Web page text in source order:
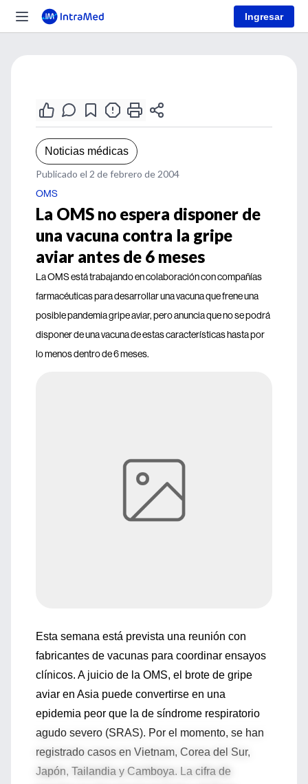
Ingresar
Noticias médicas
Publicado el 2 de febrero de 2004
OMS
La OMS no espera disponer de
una vacuna contra la gripe
aviar antes de 6 meses
La OMS está trabajando en colaboración con compañías
farmacéuticas para desarrollar una vacuna que frene una
posible pandemia gripe aviar, pero anuncia que no se podrá
disponer de una vacuna de estas características hasta por
lo menos dentro de 6 meses.
Esta semana está prevista una reunión con
fabricantes de vacunas para coordinar ensayos
clínicos. A juicio de la OMS, el brote de gripe
aviar en Asia puede convertirse en una
epidemia peor que la de síndrome respiratorio
agudo severo (SRAS). Por el momento, se han
registrado casos en Vietnam, Corea del Sur,
Japón, Tailandia y Camboya. La cifra de